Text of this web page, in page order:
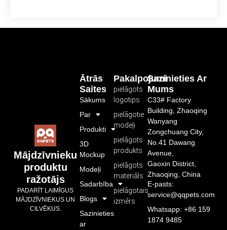
Mājdzīvnieku
produktu
ražotājs
PADARĪT LAIMĪGUS
MĀJDZĪVNIEKUS UN
CILVĒKUS.
Pakalpojumi
pielāgots
logotips
pielāgotie
modeļi
pielāgots
produkts
pielāgots
materiāls
pielāgotais
izmērs
Ātrās
Saites
Sākums
Par
Produkti
3D
Mockup
Modeļi
Sadarbība
Blogs
Sazinieties
ar
Sazinieties Ar
Mums
C33# Factory
Building, Zhaoqing
Wanyang
Zongchuang City,
No.41 Dawang
Avenue,
Gaoxin District,
Zhaoqing, China
E-pasts:
service@qqpets.com
Whatsapp: +86 159
1874 9485